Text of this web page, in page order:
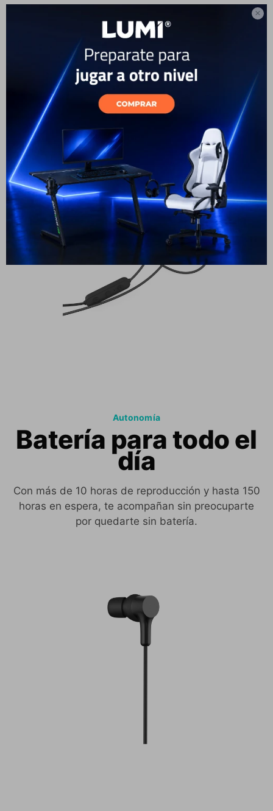

Cómodos para
entrenar
Su diseño con banda para el cuello se ajusta
cómodamente durante el ejercicio, sin perder
estabilidad ni comodidad.
Autonomía
Batería para todo el
día
Con más de 10 horas de reproducción y hasta 150
horas en espera, te acompañan sin preocuparte
por quedarte sin batería.